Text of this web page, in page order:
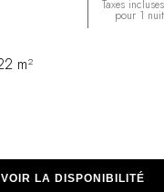
Taxes incluses
pour 1 nuit
m²
VOIR LA DISPONIBILITÉ